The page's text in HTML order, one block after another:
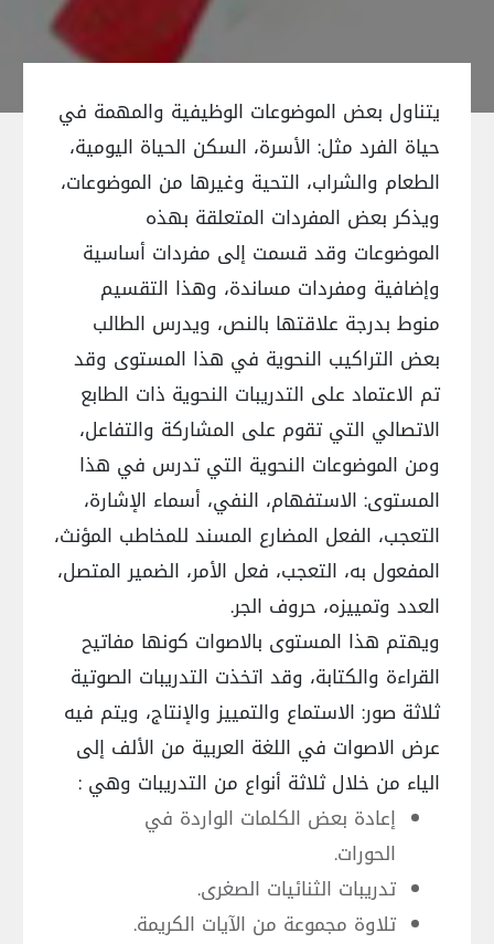
يتناول بعض الموضوعات الوظيفية والمهمة في
حياة الفرد مثل: الأسرة، السكن الحياة اليومية،
الطعام والشراب، التحية وغيرها من الموضوعات،
ويذكر بعض المفردات المتعلقة بهذه
الموضوعات وقد قسمت إلى مفردات أساسية
وإضافية ومفردات مساندة، وهذا التقسيم
منوط بدرجة علاقتها بالنص، ويدرس الطالب
بعض التراكيب النحوية في هذا المستوى وقد
تم الاعتماد على التدريبات النحوية ذات الطابع
الاتصالي التي تقوم على المشاركة والتفاعل،
ومن الموضوعات النحوية التي تدرس في هذا
المستوى: الاستفهام، النفي، أسماء الإشارة،
التعجب، الفعل المضارع المسند للمخاطب المؤنث،
المفعول به، التعجب، فعل الأمر، الضمير المتصل،
العدد وتمييزه، حروف الجر.
ويهتم هذا المستوى بالاصوات كونها مفاتيح
القراءة والكتابة، وقد اتخذت التدريبات الصوتية
ثلاثة صور: الاستماع والتمييز والإنتاج، ويتم فيه
عرض الاصوات في اللغة العربية من الألف إلى
الياء من خلال ثلاثة أنواع من التدريبات وهي :
إعادة بعض الكلمات الواردة في
الحورات.
تدريبات الثنائيات الصغرى.
تلاوة مجموعة من الآيات الكريمة.